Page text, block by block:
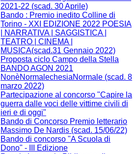
2021-22 (scad. 30 Aprile)
Bando : Premio inedito Colline di
Torino - XXI EDIZIONE 2022 POESIA
| NARRATIVA | SAGGISTICA |
TEATRO | CINEMA |
MUSICA(scad.31 Gennaio 2022)
Proposta ciclo Campo della Stella
BANDO AGON 2021
NonèNormalechesiaNormale (scad. 8
marzo 2022)
Partecipazione al concorso "Capire la
guerra dalle voci delle vittime civili di
ieri e di oggi"
Bando di Concorso Premio letterario
Massimo De Nardis (scad. 15/06/22)
Bando di concorso "A Scuola di
Dono" - III Edizione​